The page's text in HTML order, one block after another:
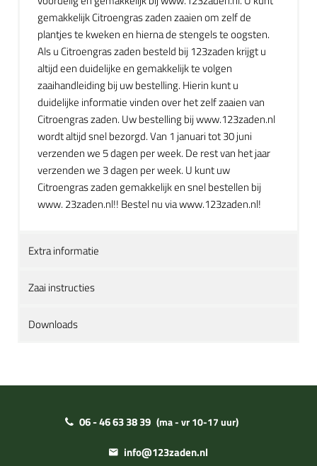
gemakkelijk Citroengras zaden zaaien om zelf de
plantjes te kweken en hierna de stengels te oogsten.
Als u Citroengras zaden besteld bij 123zaden krijgt u
altijd een duidelijke en gemakkelijk te volgen
zaaihandleiding bij uw bestelling. Hierin kunt u
duidelijke informatie vinden over het zelf zaaien van
Citroengras zaden. Uw bestelling bij www.123zaden.nl
wordt altijd snel bezorgd. Van 1 januari tot 30 juni
verzenden we 5 dagen per week. De rest van het jaar
verzenden we 3 dagen per week. U kunt uw
Citroengras zaden gemakkelijk en snel bestellen bij
www. 23zaden.nl!! Bestel nu via www.123zaden.nl!
Extra informatie
Zaai instructies
Downloads
06 - 46 63 38 39 (ma - vr 10-17 uur)
info@123zaden.nl